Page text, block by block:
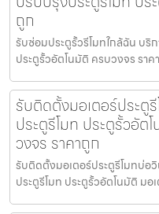
ถูก
รับซ่อมประตูรั้วรีโมทใกล้ฉัน บ
ประตูรั้วอัตโนมัติ ครบวงจร รา
รับติดตั้งมอเตอร์ประตู
ประตูรีโมท ประตูรั้วอัต
วงจร ราคาถูก
รับติดตั้งมอเตอร์ประตูรีโมทบ่อ
ประตูรีโมท ประตูรั้วอัตโนมัติ มอ